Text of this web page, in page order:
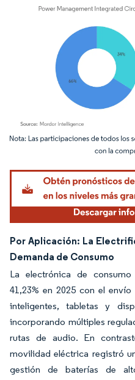
Imagen © Mordor Intelligence. El uso
Por Aplicación: La
Demanda de Consumo
La electrónica de
41,23% en 2025 con el
inteligentes, tabletas y
incorporando múltiples
rutas de audio. En
movilidad eléctrica registró
gestión de baterías de